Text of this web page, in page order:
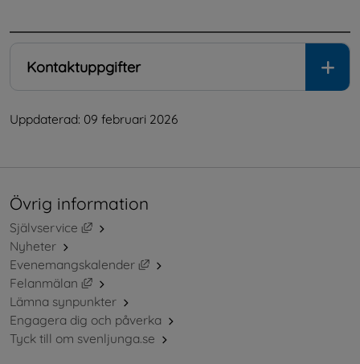
Kontaktuppgifter
Uppdaterad: 09 februari 2026
Övrig information
Självservice
Länk till annan webbplats, öppnas i nytt fönster.
Nyheter
Evenemangskalender
Länk till annan webbplats, öppnas i
Felanmälan
Länk till annan webbplats, öppnas i nytt fönster.
Lämna synpunkter
Engagera dig och påverka
Tyck till om svenljunga.se